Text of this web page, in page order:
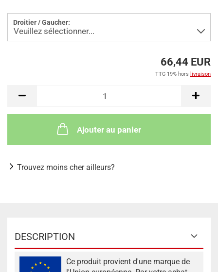
Droitier / Gaucher:
66,44 EUR
TTC 19% hors livraison
Ajouter au panier
Trouvez moins cher ailleurs?
DESCRIPTION
Ce produit provient d'une marque de